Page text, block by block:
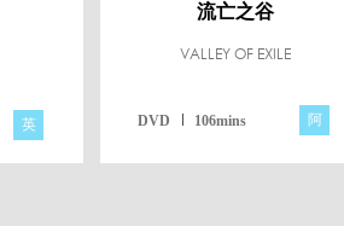
英
流亡之谷
VALLEY OF EXILE
DVD 106mins 阿